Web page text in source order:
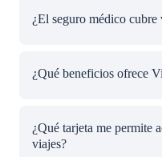
afectar tu presupuesto.
en Perú. Puedes
¿El seguro médico cubre
emergencias médicas
¿Qué beneficios ofrece
para suscribirte o
alternativa perfecta para
¿Qué tarjeta me permite
viajes?